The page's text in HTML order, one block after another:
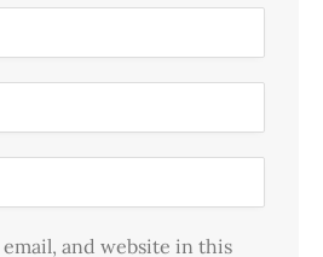
email, and website in this